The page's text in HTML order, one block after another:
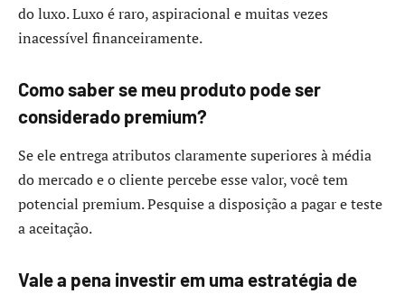
do luxo. Luxo é raro, aspiracional e muitas vezes
inacessível financeiramente.
Como saber se meu produto pode ser
considerado premium?
Se ele entrega atributos claramente superiores à média
do mercado e o cliente percebe esse valor, você tem
potencial premium. Pesquise a disposição a pagar e teste
a aceitação.
Vale a pena investir em uma estratégia de